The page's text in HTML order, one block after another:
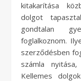
kitakarítása
dolgot
gondtalan
foglalkoznom.
szerződésben
számla
Kellemes